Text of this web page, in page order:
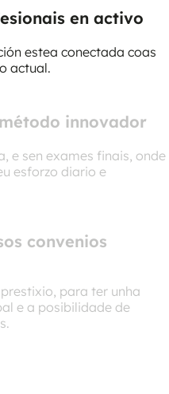
en activo
estea conectada coas
actual.
innovador
e sen exames finais, onde
esforzo diario e
convenios
para ter unha
e a posibilidade de